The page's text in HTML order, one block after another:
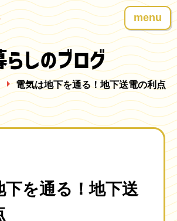
menu
しのブログ
電気は地下を通る！地下送電の利点
下を通る！地下送